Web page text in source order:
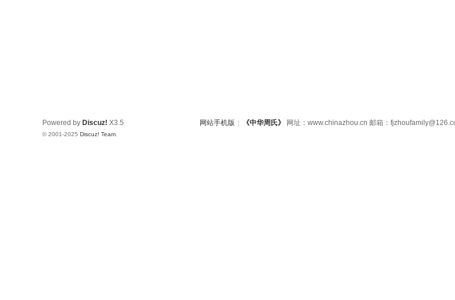
网站手机版 《中华周氏》 网址：www.chinazhou.cn 邮箱：
Powered by Discuz! X3.5
© 2001-2025 Discuz! Team